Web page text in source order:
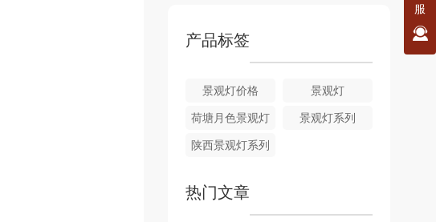
产品标签
景观灯价格 景观灯
荷塘月色景观灯 景观灯系列
陕西景观灯系列
热门文章
服